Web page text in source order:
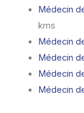
Médecin
kms
Médecin
Médecin
Médecin
Médecin